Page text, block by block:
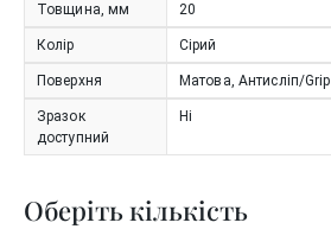
Товщина, мм 20
Колір Сірий
Поверхня Матова, Антисліп/Grip
Зразок
доступний
Ні
Оберіть кількість